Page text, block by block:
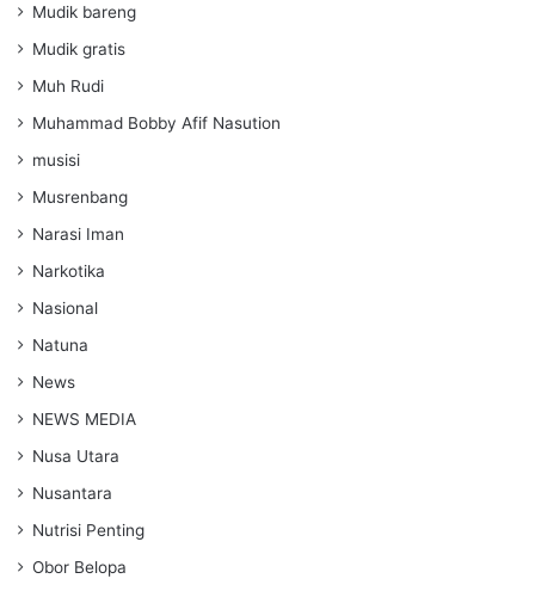
Mudik bareng
Mudik gratis
Muh Rudi
Muhammad Bobby Afif Nasution
musisi
Musrenbang
Narasi Iman
Narkotika
Nasional
Natuna
News
NEWS MEDIA
Nusa Utara
Nusantara
Nutrisi Penting
Obor Belopa